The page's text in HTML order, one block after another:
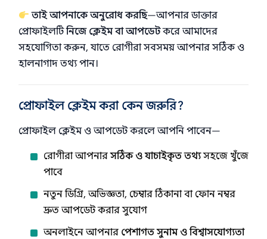
তাই আপনাকে অনুরোধ করছি—আপনার ডাক্তার
প্রোফাইলটিনিজে ক্লেইম বা আপডেটকরে আমাদের
সহযোগিতা করুন, যাতে রোগীরা সবসময় আপনার সঠিক ও
হালনাগাদ তথ্য পান।
প্রোফাইল ক্লেইম করা কেন জরুরি?
প্রোফাইল ক্লেইম ও আপডেট করলে আপনি পাবেন—
রোগীরা আপনারসঠিক ও যাচাইকৃত তথ্যসহজে খুঁজে
পাবে
নতুন ডিগ্রি, অভিজ্ঞতা, চেম্বার ঠিকানা বা ফোন নম্বর
দ্রুত আপডেট করার সুযোগ
অনলাইনে আপনার পেশাগত সুনাম ও বিশ্বাসযোগ্যতা